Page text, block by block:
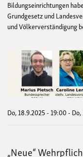
Bildungseinrichtungen
Grundgesetz und
und Völkerverständigung
Do, 18.9.2025 - 19:00-
„Neue“